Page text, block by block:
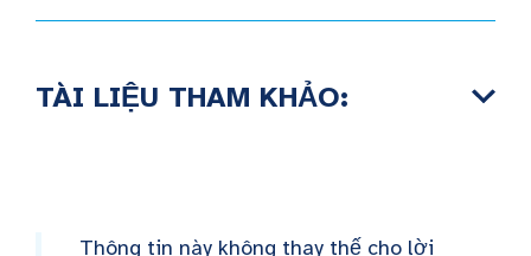
TÀI LIỆU THAM KHẢO:
Thông tin này không thay thế cho lời